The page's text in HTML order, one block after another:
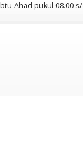
Ahad pukul 08.00